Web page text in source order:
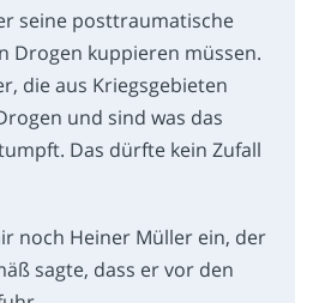
seine posttraumatische
Drogen kuppieren müssen.
die aus Kriegsgebieten
und sind was das
Das dürfte kein Zufall
noch Heiner Müller ein, der
sagte, dass er vor den